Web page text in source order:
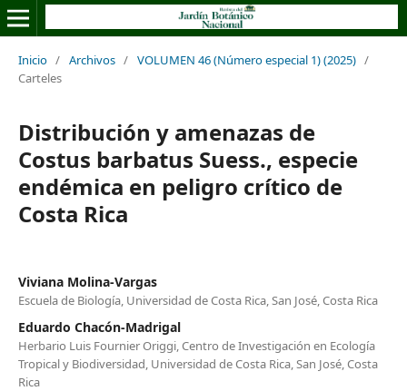
Inicio / Archivos / VOLUMEN 46 (Número especial 1) (2025) /
Carteles
Distribución y amenazas de
Costus barbatus Suess., especie
endémica en peligro crítico de
Costa Rica
Viviana Molina-Vargas
Escuela de Biología, Universidad de Costa Rica, San José, Costa Rica
Eduardo Chacón-Madrigal
Herbario Luis Fournier Origgi, Centro de Investigación en Ecología
Tropical y Biodiversidad, Universidad de Costa Rica, San José, Costa
Rica